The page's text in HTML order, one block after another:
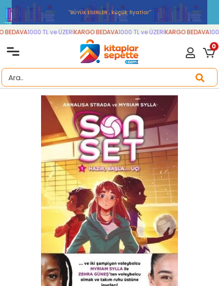
''BÜYÜK ESERLER , küçük fiyatlar''
1000 TL ve ÜZERİKARGO BEDAVA1000 TL ve ÜZERİKARGO BEDAVA1000
0